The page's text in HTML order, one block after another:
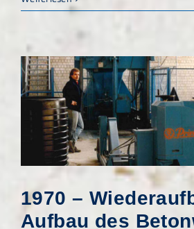
1970 –
Aufbau des